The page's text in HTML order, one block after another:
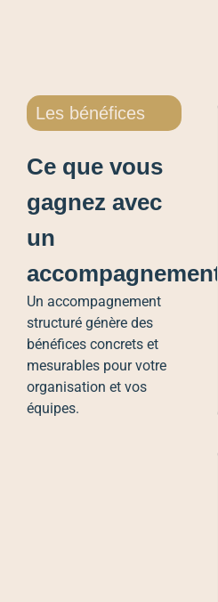
Les bénéfices
Ce que vous
gagnez avec
un
accompagnement
Un accompagnement
structuré génère des
bénéfices concrets et
mesurables pour votre
organisation et vos
équipes.